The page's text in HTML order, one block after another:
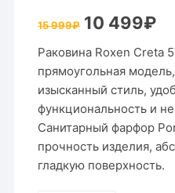
15 999₽ Первоначальная
цена
15
999₽.
10 499₽
Раковина Roxen Creta
прямоугольная
изысканный стиль,
функциональность и
Санитарный фарфор
прочность изделия,
гладкую поверхность.